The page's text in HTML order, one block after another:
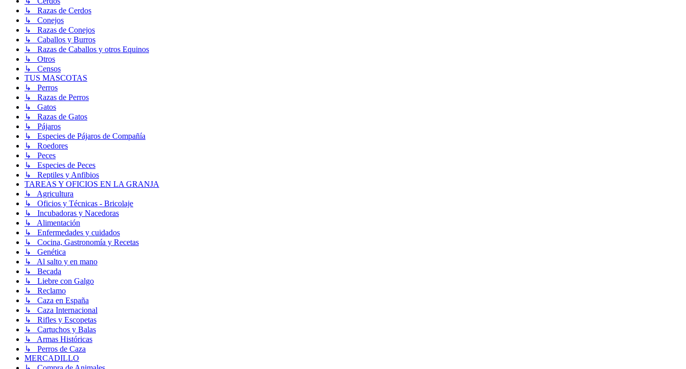
↳ Razas de Cerdos
↳ Conejos
↳ Razas de Conejos
↳ Caballos y Burros
↳ Razas de Caballos y otros Equinos
↳ Otros
↳ Censos
TUS MASCOTAS
↳ Perros
↳ Razas de Perros
↳ Gatos
↳ Razas de Gatos
↳ Pájaros
↳ Especies de Pájaros de Compañía
↳ Roedores
↳ Peces
↳ Especies de Peces
↳ Reptiles y Anfibios
TAREAS Y OFICIOS EN LA GRANJA
↳ Agricultura
↳ Oficios y Técnicas - Bricolaje
↳ Incubadoras y Nacedoras
↳ Alimentación
↳ Enfermedades y cuidados
↳ Cocina, Gastronomía y Recetas
↳ Genética
↳ Al salto y en mano
↳ Becada
↳ Liebre con Galgo
↳ Reclamo
↳ Caza en España
↳ Caza Internacional
↳ Rifles y Escopetas
↳ Cartuchos y Balas
↳ Armas Históricas
↳ Perros de Caza
MERCADILLO